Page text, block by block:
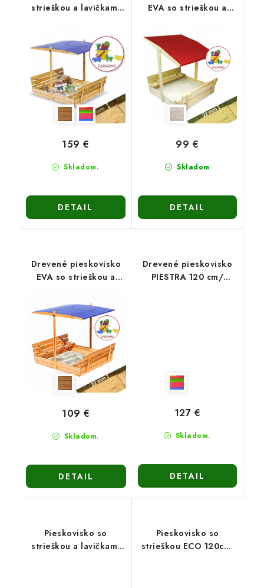
strieškou a lavičkami
150cm-hnedé
Skladom.
159 €
DETAIL
EVA so strieškou a
prírodné
Skladom
99 €
DETAIL
Drevené pieskovisko
EVA so strieškou a
hnedé
Skladom.
109 €
DETAIL
Drevené pieskovisko
PIESTRA 120 cm/
Skladom.
127 €
DETAIL
Pieskovisko so
strieškou a lavičkami
Pieskovisko so
strieškou ECO 120cm-